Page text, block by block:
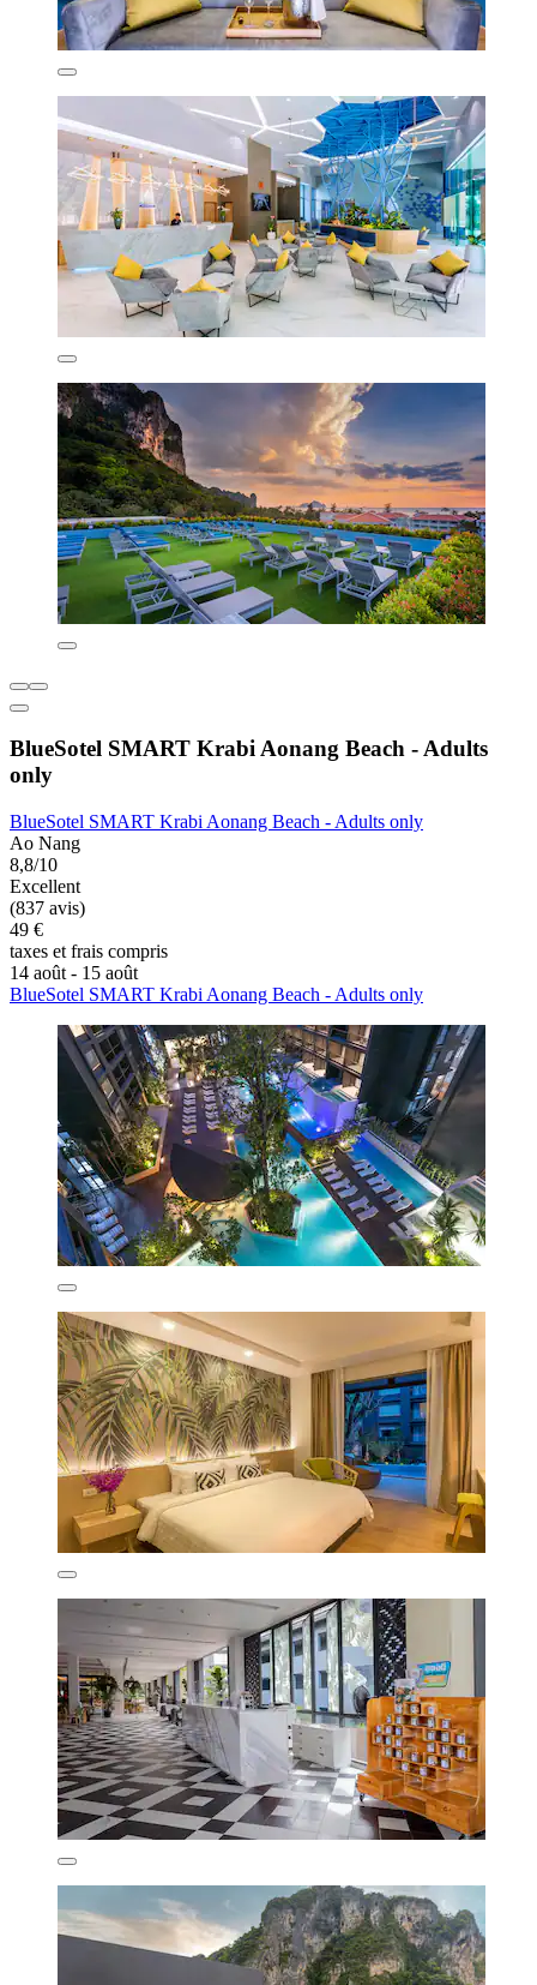
BlueSotel SMART Krabi Aonang Beach - Adults
only
BlueSotel SMART Krabi Aonang Beach - Adults only
Ao Nang
8,8/10
Excellent
(837 avis)
49 €
taxes et frais compris
14 août - 15 août
BlueSotel SMART Krabi Aonang Beach - Adults only